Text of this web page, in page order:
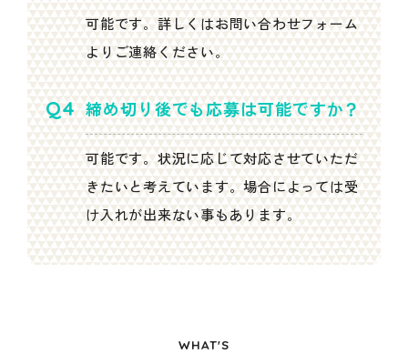
可能です。詳しくはお問い合わせフォーム
よりご連絡ください。
締め切り後でも応募は可能ですか？
可能です。状況に応じて対応させていただ
きたいと考えています。場合によっては受
け入れが出来ない事もあります。
WHAT'S